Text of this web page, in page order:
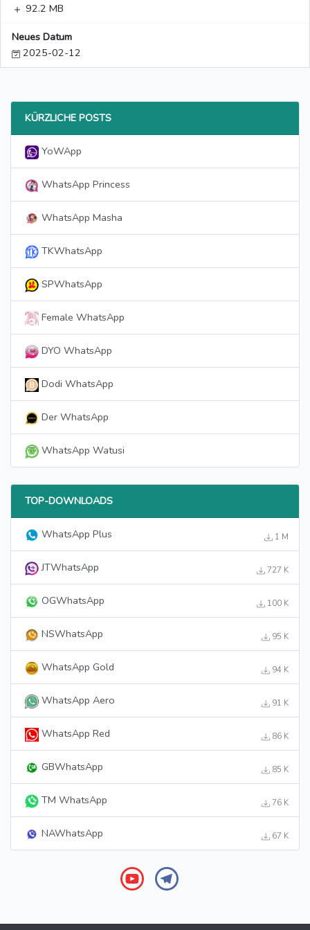
92.2 MB
Neues Datum
2025-02-12
KÜRZLICHE POSTS
YoWApp
WhatsApp Princess
WhatsApp Masha
TKWhatsApp
SPWhatsApp
Female WhatsApp
DYO WhatsApp
Dodi WhatsApp
Der WhatsApp
WhatsApp Watusi
TOP-DOWNLOADS
WhatsApp Plus 1 M
JTWhatsApp 727 K
OGWhatsApp 100 K
NSWhatsApp 95 K
WhatsApp Gold 94 K
WhatsApp Aero 91 K
WhatsApp Red 86 K
GBWhatsApp 85 K
TM WhatsApp 76 K
NAWhatsApp 67 K